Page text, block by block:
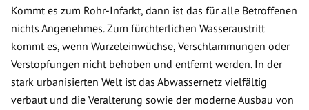
Kommt es zum Rohr-Infarkt, dann ist das für alle Betroffenen
nichts Angenehmes. Zum fürchterlichen Wasseraustritt
kommt es, wenn Wurzeleinwüchse, Verschlammungen oder
Verstopfungen nicht behoben und entfernt werden. In der
stark urbanisierten Welt ist das Abwassernetz vielfältig
verbaut und die Veralterung sowie der moderne Ausbau von